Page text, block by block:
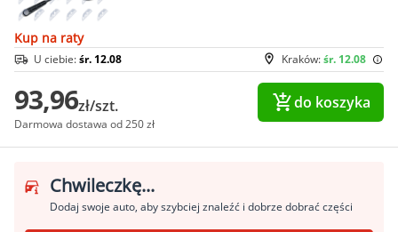
Kup na raty
Kraków:śr. 12.08
U ciebie:śr. 12.08
93,96zł/szt.
Darmowa dostawa od 250 zł
do koszyka
Chwileczkę...
Dodaj swoje auto, aby szybciej znaleźć i dobrze dobrać części